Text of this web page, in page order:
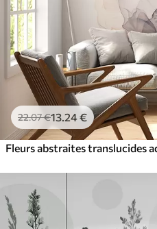
22.07€13 .24€